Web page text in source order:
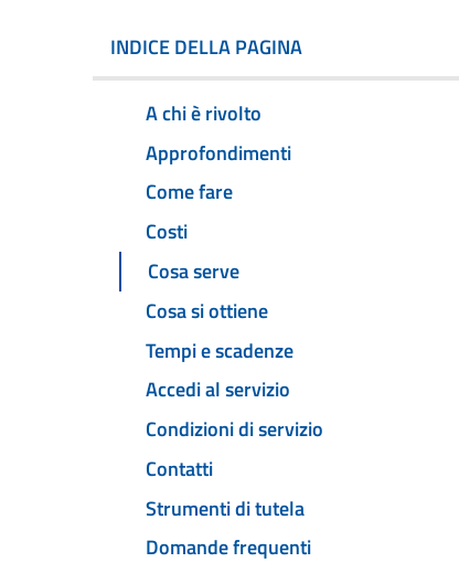
INDICE DELLA PAGINA
A chi è rivolto
Approfondimenti
Come fare
Costi
Cosa serve
Cosa si ottiene
Tempi e scadenze
Accedi al servizio
Condizioni di servizio
Contatti
Strumenti di tutela
Domande frequenti